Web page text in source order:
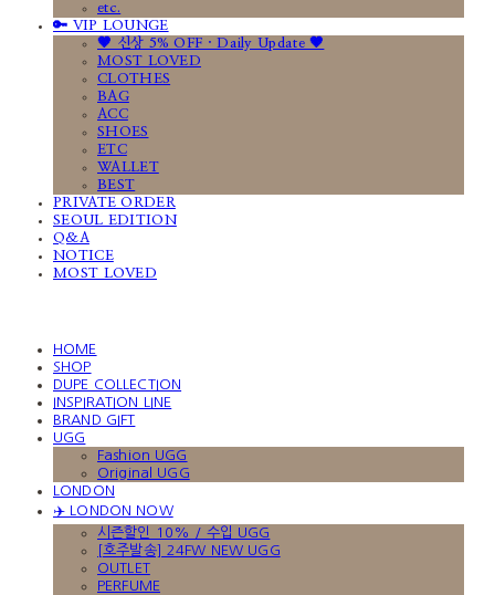
etc.
🔑 VIP LOUNGE
🤎 신상 5% OFF · Daily Update 🤎
MOST LOVED
CLOTHES
BAG
ACC
SHOES
ETC
WALLET
BEST
PRIVATE ORDER
SEOUL EDITION
Q&A
NOTICE
MOST LOVED
HOME
SHOP
DUPE COLLECTION
INSPIRATION LINE
BRAND GIFT
UGG
Fashion UGG
Original UGG
LONDON
✈️ LONDON NOW
시즌할인 10% / 수입 UGG
[호주발송] 24FW NEW UGG
OUTLET
PERFUME